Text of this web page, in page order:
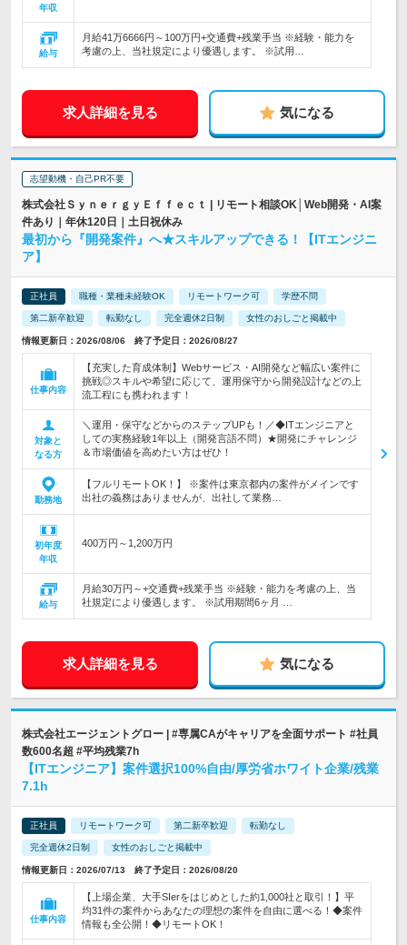
年収
給与
月給41万6666円～100万円+交通費+残業手当 ※経験・能力を
考慮の上、当社規定により優遇します。 ※試用…
求人詳細を見る 気になる
志望動機・自己PR不要
株式会社ＳｙｎｅｒｇｙＥｆｆｅｃｔ | リモート相談OK│Web開発・AI案
件あり｜年休120日｜土日祝休み
最初から『開発案件』へ★スキルアップできる！【ITエンジニ
ア】
正社員 職種・業種未経験OK リモートワーク可 学歴不問
第二新卒歓迎 転勤なし 完全週休2日制 女性のおしごと掲載中
情報更新日：2026/08/06 終了予定日：2026/08/27
仕事内容
【充実した育成体制】Webサービス・AI開発など幅広い案件に
挑戦◎スキルや希望に応じて、運用保守から開発設計などの上
流工程にも携われます！
対象と
なる方
＼運用・保守などからのステップUPも！／◆ITエンジニアと
しての実務経験1年以上（開発言語不問）★開発にチャレンジ
＆市場価値を高めたい方はぜひ！
勤務地
【フルリモートOK！】 ※案件は東京都内の案件がメインです
出社の義務はありませんが、出社して業務…
初年度
年収
400万円～1,200万円
給与
月給30万円～+交通費+残業手当 ※経験・能力を考慮の上、当
社規定により優遇します。 ※試用期間6ヶ月 …
求人詳細を見る 気になる
株式会社エージェントグロー | #専属CAがキャリアを全面サポート #社員
数600名超 #平均残業7h
【ITエンジニア】案件選択100%自由/厚労省ホワイト企業/残業
7.1h
正社員 リモートワーク可 第二新卒歓迎 転勤なし
完全週休2日制 女性のおしごと掲載中
情報更新日：2026/07/13 終了予定日：2026/08/20
仕事内容
【上場企業、大手SIerをはじめとした約1,000社と取引！】平
均31件の案件からあなたの理想の案件を自由に選べる！◆案件
情報も全公開！◆リモートOK！